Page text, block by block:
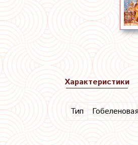
Характеристики
Тип